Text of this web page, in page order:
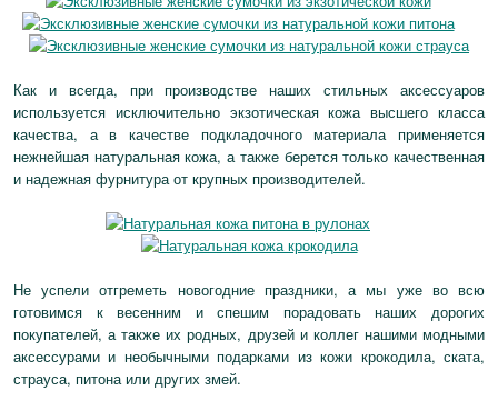
Как и всегда, при производстве наших стильных аксессуаров
используется исключительно экзотическая кожа высшего класса
качества, а в качестве подкладочного материала применяется
нежнейшая натуральная кожа, а также берется только качественная
и надежная фурнитура от крупных производителей.
Не успели отгреметь новогодние праздники, а мы уже во всю
готовимся к весенним и спешим порадовать наших дорогих
покупателей, а также их родных, друзей и коллег нашими модными
аксессурами и необычными подарками из кожи крокодила, ската,
страуса, питона или других змей.